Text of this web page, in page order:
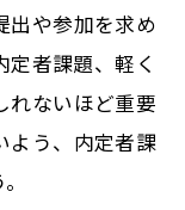
シーポリシー
出や参加を求め
者課題、軽く
れないほど重要
よう、内定者課